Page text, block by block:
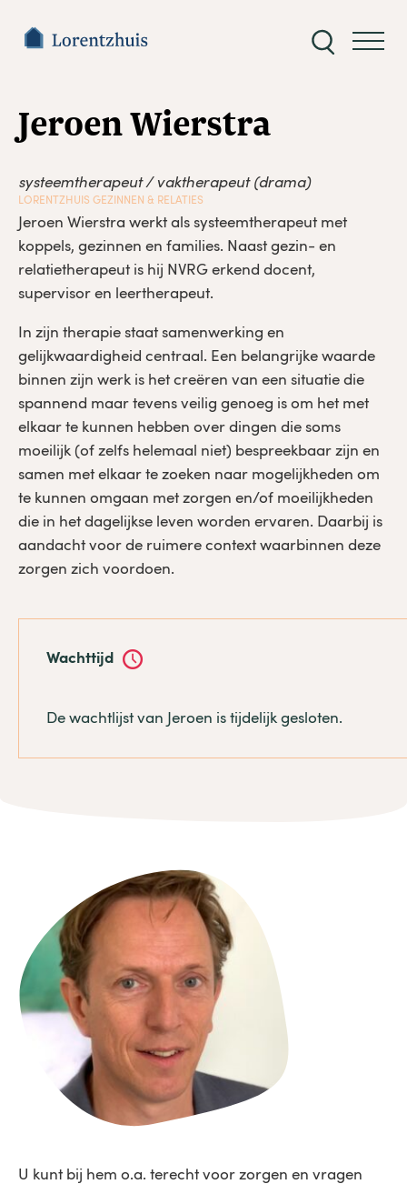
Zoeken
Jeroen Wierstra
systeemtherapeut / vaktherapeut (drama)
LORENTZHUIS GEZINNEN & RELATIES
Jeroen Wierstra werkt als systeemtherapeut met
koppels, gezinnen en families. Naast gezin- en
relatietherapeut is hij NVRG erkend docent,
supervisor en leertherapeut.
In zijn therapie staat samenwerking en
gelijkwaardigheid centraal. Een belangrijke waarde
binnen zijn werk is het creëren van een situatie die
spannend maar tevens veilig genoeg is om het met
elkaar te kunnen hebben over dingen die soms
moeilijk (of zelfs helemaal niet) bespreekbaar zijn en
samen met elkaar te zoeken naar mogelijkheden om
te kunnen omgaan met zorgen en/of moeilijkheden
die in het dagelijkse leven worden ervaren. Daarbij is
aandacht voor de ruimere context waarbinnen deze
zorgen zich voordoen.
Wachttijd
De wachtlijst van Jeroen is tijdelijk gesloten.
U kunt bij hem o.a. terecht voor zorgen en vragen